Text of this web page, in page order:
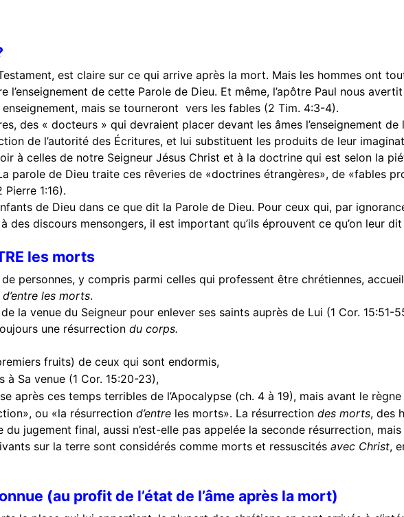
est claire sur ce qui arrive après la mort. Mais les hommes ont
l’enseignement de cette Parole de Dieu. Et même, l’apôtre Paul nous
mais se tourneront vers les fables (2 Tim. 4:3-4).
des « docteurs » qui devraient placer devant les âmes l’enseignement
de l’autorité des Écritures, et lui substituent les produits de leur
à celles de notre Seigneur Jésus Christ et à la doctrine qui est selon la
parole de Dieu traite ces rêveries de «doctrines étrangères», de «fables
1:16).
de Dieu dans ce que dit la Parole de Dieu. Pour ceux qui, par
des discours mensongers, il est important qu’ils éprouvent ce qu’on leur
les morts
personnes, y compris parmi celles qui professent être chrétiennes,
d’entre les morts.
la venue du Seigneur pour enlever ses saints auprès de Lui (1 Cor. 15:51-
une résurrection du corps.
fruits) de ceux qui sont endormis,
Sa venue (1 Cor. 15:20-23),
après ces temps terribles de l’Apocalypse (ch. 4 à 19), mais avant le
ou «la résurrection d’entreles morts». La résurrection des morts, des
jugement final, aussi n’est-elle pas appelée la seconde résurrection, mais
sur la terre sont considérés comme morts et ressuscités avec Christ,
(au profit de l’état de l’âme après la mort)